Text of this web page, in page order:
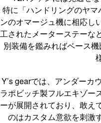
特に「ハンドリングのヤ
ンのオマージュ機に相応し
工されたメーターステーな
別装備を鑑みればベース
Y’s gearでは、アンダーカ
ラポビッチ製フルエキゾー
ーが展開されており、敢え
のはカスタム意欲を刺激